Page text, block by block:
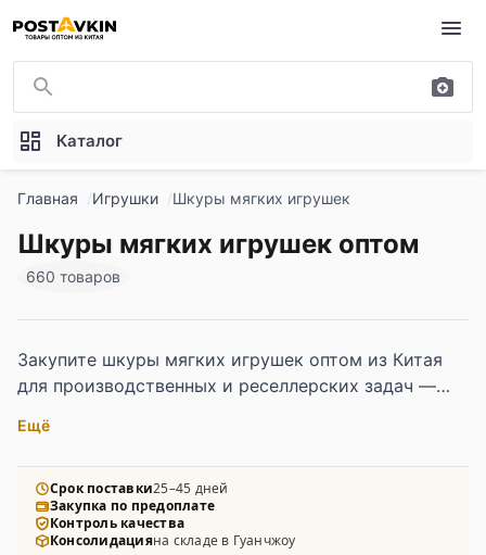
Перейти к основному содержимому
Каталог
Главная Игрушки Шкуры мягких игрушек
Шкуры мягких игрушек оптом
660 товаров
Закупите шкуры мягких игрушек оптом из Китая
для производственных и реселлерских задач —
пошиву, мультибрендовых детских магазинов и
селлеров Wildberries и Ozon. В ассортименте
шкуры из плюша, флиса, велюра и других
материалов, разные размеры и расцветки, в том
числе с готовыми элементами кроя и выкройками.
Ещё
Срок поставки25–45 дней
Закупка по предоплате
Контроль качества
Консолидацияна складе в Гуанчжоу